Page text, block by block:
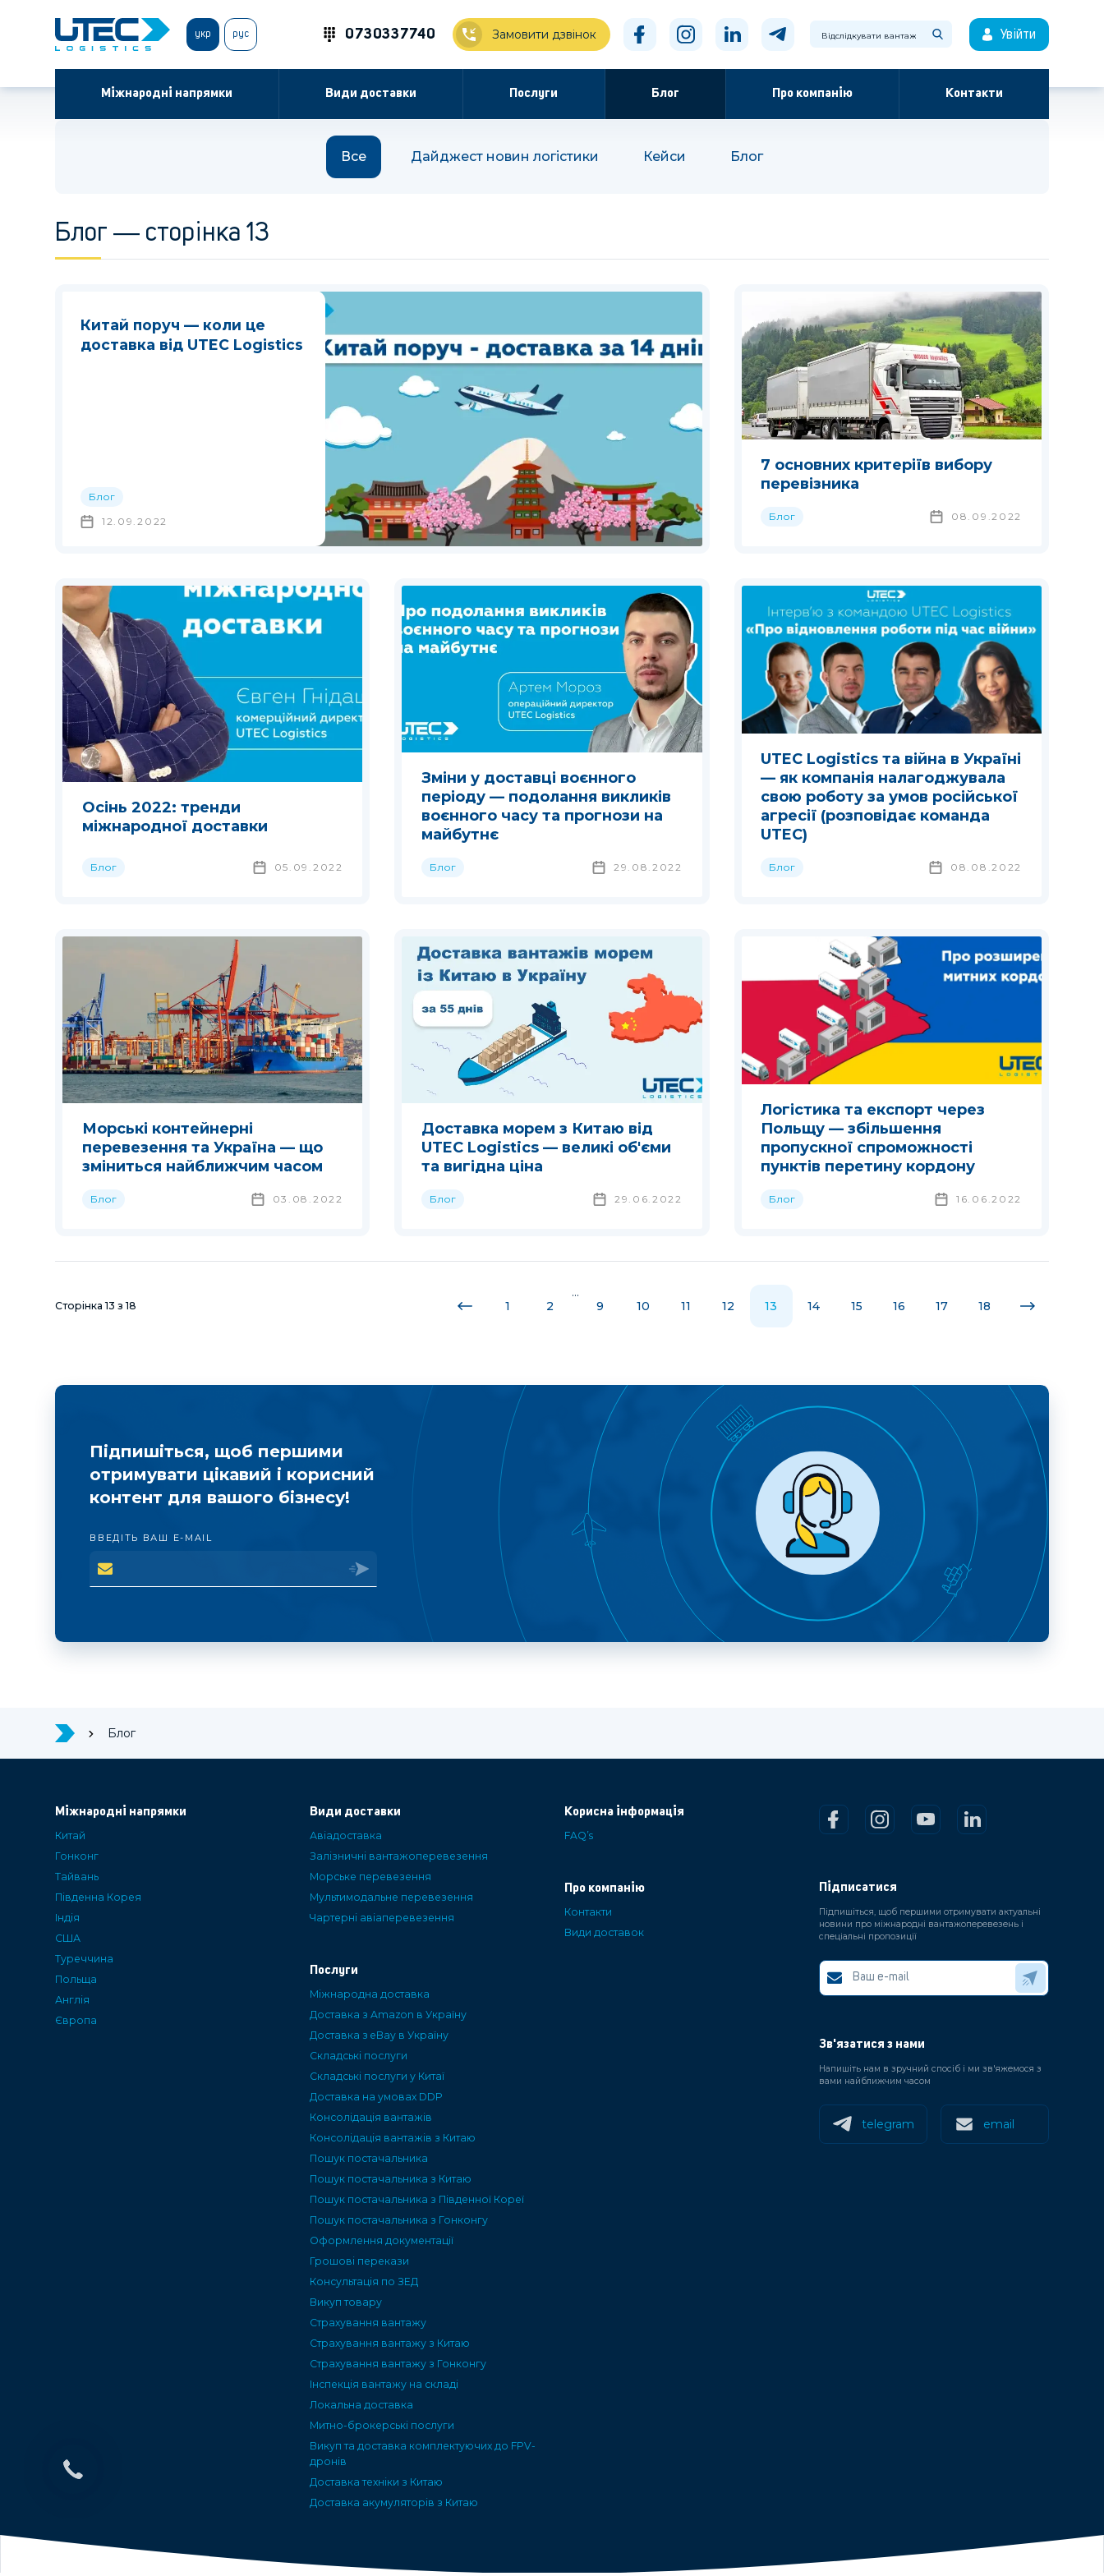
укр рус 0730337740 Замовити дзвінок Увійти
Міжнародні напрямки Види доставки Послуги Блог Про компанію Контакти
Все Дайджест новин логістики Кейси Блог
Блог ― сторінка 13
Китай поруч — коли це
доставка від UTEC Logistics
Блог
12.09.2022
7 основних критеріїв вибору
перевізника
Блог 08.09.2022
Осінь 2022: тренди
міжнародної доставки
Блог 05.09.2022
Зміни у доставці воєнного
періоду — подолання викликів
воєнного часу та прогнози на
майбутнє
Блог 29.08.2022
UTEC Logistics та війна в Україні
— як компанія налагоджувала
свою роботу за умов російської
агресії (розповідає команда
UTEC)
Блог 08.08.2022
Морські контейнерні
перевезення та Україна — що
зміниться найближчим часом
Блог 03.08.2022
Доставка морем з Китаю від
UTEC Logistics — великі об'єми
та вигідна ціна
Блог 29.06.2022
Логістика та експорт через
Польщу — збільшення
пропускної спроможності
пунктів перетину кордону
Блог 16.06.2022
Сторінка 13 з 18 1 2
...
9
10 11 12 13 14 15 16 17 18
Підпишіться, щоб першими
отримувати цікавий і корисний
контент для вашого бізнесу!
ВВЕДІТЬ ВАШ E-MAIL
Блог
Міжнародні напрямки
Китай
Гонконг
Тайвань
Пiвденна Корея
Iндiя
США
Туреччина
Польща
Англія
Європа
Види доставки
Авіадоставка
Залізничні вантажоперевезення
Морське перевезення
Мультимодальне перевезення
Чартерні авіаперевезення
Послуги
Міжнародна доставка
Доставка з Amazon в Україну
Доставка з eBay в Україну
Складські послуги
Складські послуги у Китаї
Доставка на умовах DDP
Консолідація вантажів
Консолідація вантажів з Китаю
Пошук постачальника
Пошук постачальника з Китаю
Пошук постачальника з Південної Кореї
Пошук постачальника з Гонконгу
Оформлення документації
Грошові перекази
Консультація по ЗЕД
Викуп товару
Страхування вантажу
Страхування вантажу з Китаю
Страхування вантажу з Гонконгу
Інспекція вантажу на складі
Локальна доставка
Митно-брокерські послуги
Викуп та доставка комплектуючих до FPV-
дронів
Доставка техніки з Китаю
Доставка акумуляторів з Китаю
Корисна інформація
FAQ’s
Про компанію
Контакти
Види доставок
Підписатися
Підпишіться, щоб першими отримувати актуальні
новини про міжнародні вантажоперевезень і
спеціальні пропозиції
Зв'язатися з нами
Напишіть нам в зручний спосіб і ми зв'яжемося з
вами найближчим часом
telegram email